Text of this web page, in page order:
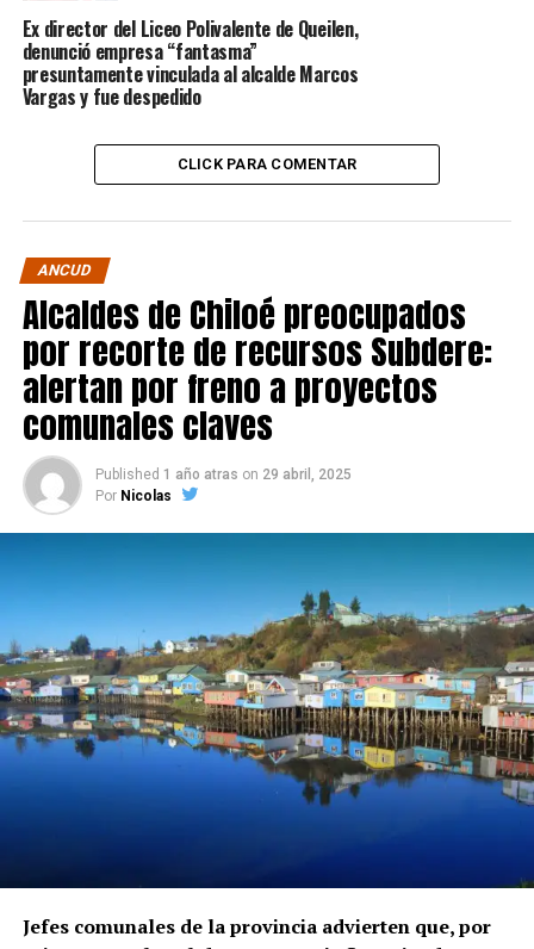
Ex director del Liceo Polivalente de Queilen,
denunció empresa “fantasma”
presuntamente vinculada al alcalde Marcos
Vargas y fue despedido
CLICK PARA COMENTAR
ANCUD
Alcaldes de Chiloé preocupados
por recorte de recursos Subdere:
alertan por freno a proyectos
comunales claves
Published 1 año atras on 29 abril, 2025
Por Nicolas
Jefes comunales de la provincia advierten que, por